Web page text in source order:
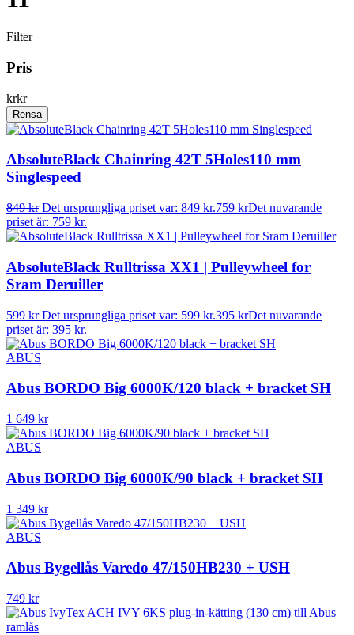
Filter
Pris
krkr
Rensa
AbsoluteBlack Chainring 42T 5Holes110 mm
Singlespeed
849kr Det ursprungliga priset var: 849 kr.759 krDet nuvarande
priset är: 759 kr.
AbsoluteBlack Rulltrissa XX1 | Pulleywheel for
Sram Deruiller
599kr Det ursprungliga priset var: 599 kr.395 krDet nuvarande
priset är: 395 kr.
ABUS
Abus BORDO Big 6000K/120 black + bracket SH
1 649 kr
ABUS
Abus BORDO Big 6000K/90 black + bracket SH
1 349 kr
ABUS
Abus Bygellås Varedo 47/150HB230 + USH
749 kr